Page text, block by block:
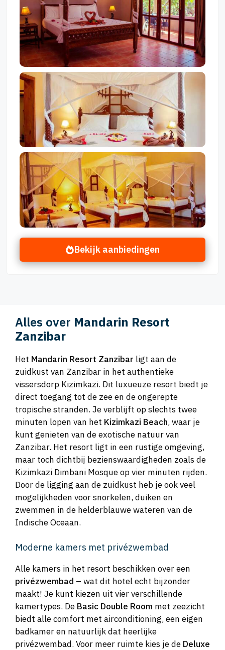
Bekijk aanbiedingen
Alles over Mandarin Resort
Zanzibar
Het Mandarin Resort Zanzibar ligt aan de
zuidkust van Zanzibar in het authentieke
vissersdorp Kizimkazi. Dit luxueuze resort biedt je
direct toegang tot de zee en de ongerepte
tropische stranden. Je verblijft op slechts twee
minuten lopen van het Kizimkazi Beach, waar je
kunt genieten van de exotische natuur van
Zanzibar. Het resort ligt in een rustige omgeving,
maar toch dichtbij bezienswaardigheden zoals de
Kizimkazi Dimbani Mosque op vier minuten rijden.
Door de ligging aan de zuidkust heb je ook veel
mogelijkheden voor snorkelen, duiken en
zwemmen in de helderblauwe wateren van de
Indische Oceaan.
Moderne kamers met privézwembad
Alle kamers in het resort beschikken over een
privézwembad – wat dit hotel echt bijzonder
maakt! Je kunt kiezen uit vier verschillende
kamertypes. De Basic Double Room met zeezicht
biedt alle comfort met airconditioning, een eigen
badkamer en natuurlijk dat heerlijke
privézwembad. Voor meer ruimte kies je de Deluxe